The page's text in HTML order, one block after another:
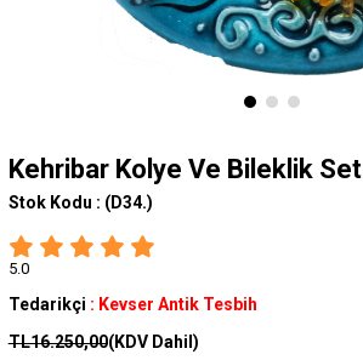
Kehribar Kolye Ve Bileklik Set
Stok Kodu : (D34.)
5.0
Tedarikçi : Kevser Antik Tesbih
TL16.250,00(KDV Dahil)